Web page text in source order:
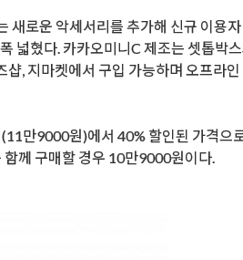
로운 악세서리를 추가해 신규 이용
넓혔다. 카카오미니C 제조는 셋톱박
, 지마켓에서 구입 가능하며 오프라
만9000원)에서 40% 할인된 가격으
께 구매할 경우 10만9000원이다.